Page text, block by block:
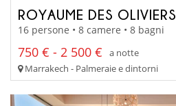
ROYAUME DES OLIVIERS
16 persone • 8 camere • 8 bagni
750 € - 2 500 €
a notte
Marrakech - Palmeraie e dintorni